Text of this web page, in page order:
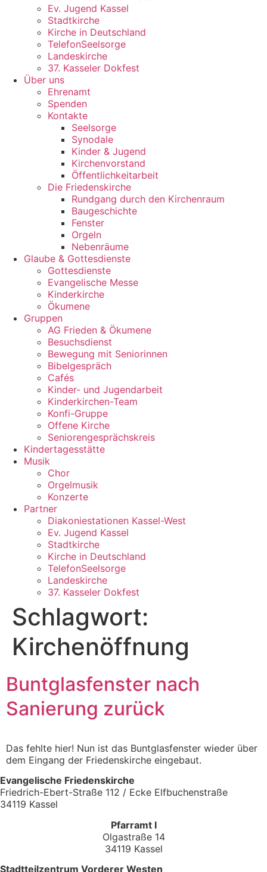
Ev. Jugend Kassel
Stadtkirche
Kirche in Deutschland
TelefonSeelsorge
Landeskirche
37. Kasseler Dokfest
Über uns
Ehrenamt
Spenden
Kontakte
Seelsorge
Synodale
Kinder & Jugend
Kirchenvorstand
Öffentlichkeitarbeit
Die Friedenskirche
Rundgang durch den Kirchenraum
Baugeschichte
Fenster
Orgeln
Nebenräume
Glaube & Gottesdienste
Gottesdienste
Evangelische Messe
Kinderkirche
Ökumene
Gruppen
AG Frieden & Ökumene
Besuchsdienst
Bewegung mit Seniorinnen
Bibelgespräch
Cafés
Kinder- und Jugendarbeit
Kinderkirchen-Team
Konfi-Gruppe
Offene Kirche
Seniorengesprächskreis
Kindertagesstätte
Musik
Chor
Orgelmusik
Konzerte
Partner
Diakoniestationen Kassel-West
Ev. Jugend Kassel
Stadtkirche
Kirche in Deutschland
TelefonSeelsorge
Landeskirche
37. Kasseler Dokfest
Schlagwort:
Kirchenöffnung
Buntglasfenster nach
Sanierung zurück
Das fehlte hier! Nun ist das Buntglasfenster wieder über
dem Eingang der Friedenskirche eingebaut.
Evangelische Friedenskirche
Friedrich-Ebert-Straße 112 / Ecke Elfbuchenstraße
34119 Kassel
Pfarramt I
Olgastraße 14
34119 Kassel
Stadtteilzentrum Vorderer Westen